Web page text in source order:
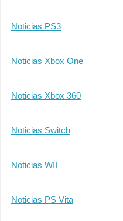
Noticias PS3
Noticias Xbox One
Noticias Xbox 360
Noticias Switch
Noticias WII
Noticias PS Vita